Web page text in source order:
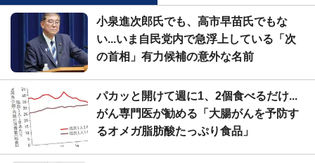
小泉進次郎氏でも、高市早苗氏でもな
い...いま自民党内で急浮上している「次
の首相」有力候補の意外な名前
パカッと開けて週に1、2個食べるだけ...
がん専門医が勧める「大腸がんを予防す
るオメガ脂肪酸たっぷり食品」